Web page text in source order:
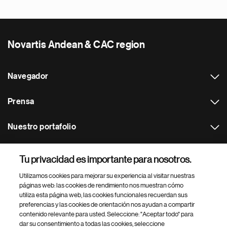
Novartis Andean & CAC region
Navegador
Prensa
Nuestro portafolio
Footer Site Search
Tu privacidad es importante para nosotros.
Utilizamos cookies para mejorar su experiencia al visitar nuestras
páginas web: las cookies de rendimiento nos muestran cómo
utiliza esta página web, las cookies funcionales recuerdan sus
preferencias y las cookies de orientación nos ayudan a compartir
contenido relevante para usted. Seleccione: "Aceptar todo" para
dar su consentimiento a todas las cookies, seleccione